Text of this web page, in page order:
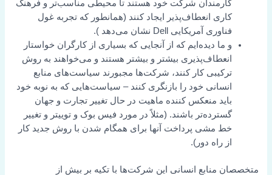
کارمندان شرکت خود هستند تا محیطی مناسب‌تر و فرهنگ
کاری انعطاف‌پذیر ایجاد کنند (همانطور که تجربه غول
فناوری آمریکایی
Dell نشان می‌دهد).
و ما دیده‌ایم که از آنجایی که بسیاری از کارگران خواستار
انعطاف‌پذیری بیشتر و بیشتر هستند و می‌خواهند به روش
ترکیبی کار کنند، شرکت‌ها مجبورند سیاست‌های منابع
انسانی خود را بازنگری کنند – سیاست‌هایی که به نوبه خود
باید منعکس کننده ماهیت در حال تغییر تجارت و جهان
گسترده‌تر باشند. (مثلاً در مورد فیس بوک و توییتر و تغییر
خط مشی پرداخت آنها برای همگام شدن با روش جدید کار
از راه دور).
متخصصان منابع انسانی این شرکت‌ها با تکیه بر بیش از